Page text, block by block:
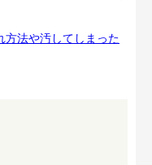
方法や汚してしまった